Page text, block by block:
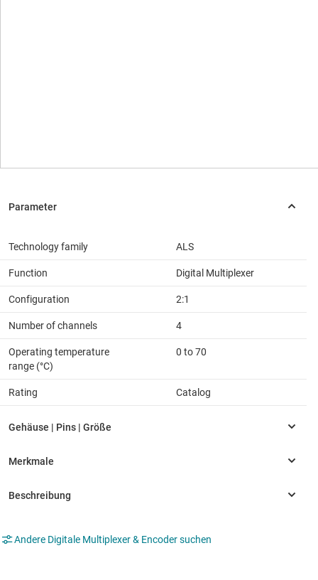
Technology family ALS
Function Digital Multiplexer
Configuration 2:1
Number of channels 4
Operating temperature
range (°C)
0 to 70
Rating Catalog
Andere Digitale Multiplexer & Encoder suchen